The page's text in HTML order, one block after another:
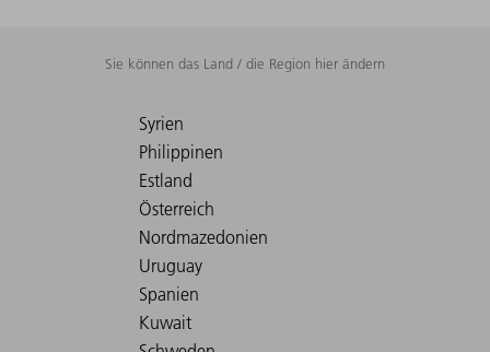
Sie können das Land / die Region hier ändern